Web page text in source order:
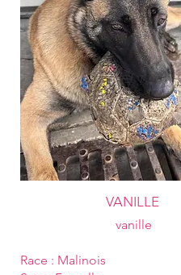
VANILLE
vanille
Race : Malinois